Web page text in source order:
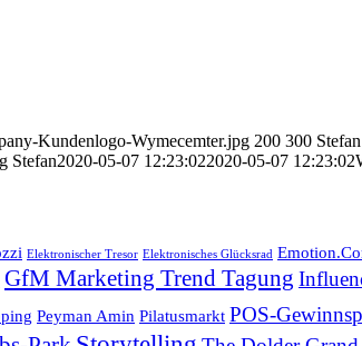
Kundenlogo-Wymecemter.jpg 200 300 Stefan
Stefan2020-05-07 12:23:022020-05-07 12:23:02
Elektronischer Tresor Elektronisches Glücksrad
GfM Marketing Trend Tagung
Peyman Amin Pilatusmarkt POS-